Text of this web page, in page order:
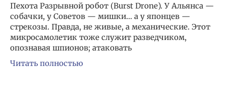
Пехота Разрывной робот (Burst Drone). У Альянса —
собачки, у Советов — мишки… а у японцев —
стрекозы. Правда, не живые, а механические. Этот
микросамолетик тоже служит разведчиком,
опознавая шпионов; атаковать
Читать полностью